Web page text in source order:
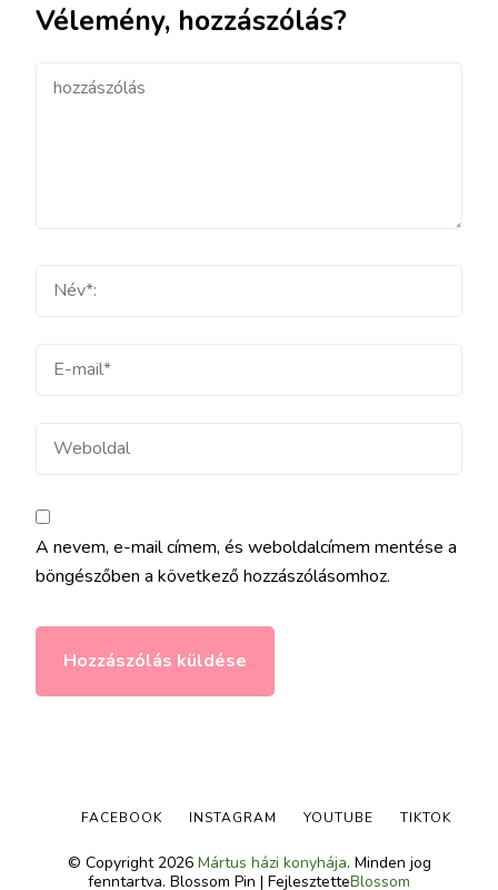
Vélemény, hozzászólás?
hozzászólás
Teljes
E-
Weboldal
A nevem, e-mail címem, és weboldalcímem mentése a
böngészőben a következő hozzászólásomhoz.
© Copyright 2026 Mártus házi konyhája. Minden jog
fenntartva. Blossom Pin | FejlesztetteBlossom
FACEBOOK INSTAGRAM YOUTUBE TIKTOK